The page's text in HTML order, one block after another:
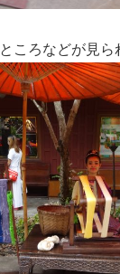
ころなどが見ら